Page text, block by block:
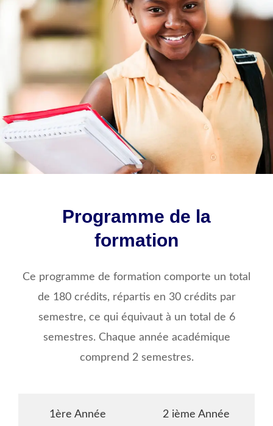
Programme de la
formation
Ce programme de formation comporte un total
de 180 crédits, répartis en 30 crédits par
semestre, ce qui équivaut à un total de 6
semestres. Chaque année académique
comprend 2 semestres.
1ère Année 2 ième Année